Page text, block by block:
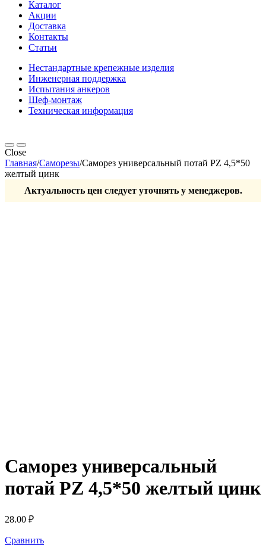
Каталог
Акции
Доставка
Контакты
Статьи
Нестандартные крепежные изделия
Инженерная поддержка
Испытания анкеров
Шеф-монтаж
Техническая информация
Close
Главная/Саморезы/Саморез универсальный потай PZ 4,5*50
желтый цинк
Актуальность цен следует уточнять у менеджеров.
Саморез универсальный
потай PZ 4,5*50 желтый цинк
28.00 ₽
Сравнить